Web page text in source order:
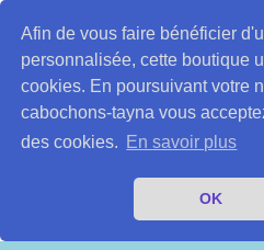
Afin de vous faire bénéficier
personnalisée, cette boutique
cookies. En poursuivant votre
cabochons-tayna vous
des cookies.
En savoir plus
OK